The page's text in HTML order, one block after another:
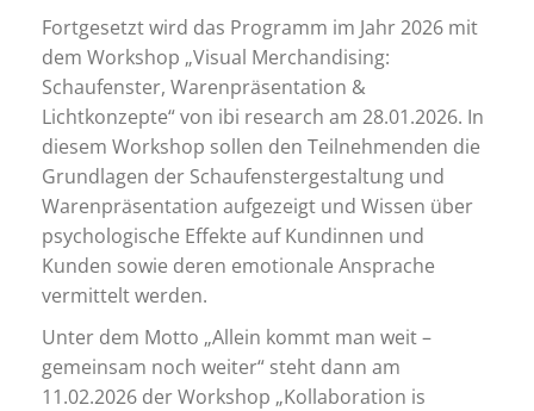
Fortgesetzt wird das Programm im Jahr 2026 mit
dem Workshop „Visual Merchandising:
Schaufenster, Warenpräsentation &
Lichtkonzepte“ von ibi research am 28.01.2026. In
diesem Workshop sollen den Teilnehmenden die
Grundlagen der Schaufenstergestaltung und
Warenpräsentation aufgezeigt und Wissen über
psychologische Effekte auf Kundinnen und
Kunden sowie deren emotionale Ansprache
vermittelt werden.
Unter dem Motto „Allein kommt man weit –
gemeinsam noch weiter“ steht dann am
11.02.2026 der Workshop „Kollaboration is